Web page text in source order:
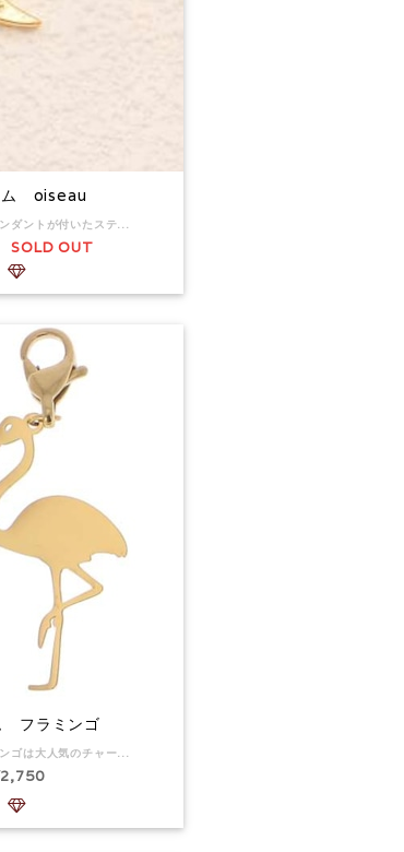
ム oiseau
質感のある鳥のペンダントが付いたステンレススチール製のチャーム。 チャームのサイズ：15 x 28 mm。 返品:可
SOLD OUT
フラミンゴ
キュートなフラミンゴは大人気のチャームです。 チャームの寸法 : 14 x 33 mm 素材:サージカルステンレス 返品:可